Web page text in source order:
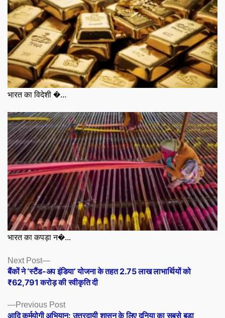
भारत का विदेशी �...
भारत का कपड़ा न�...
Posts
navigation
Previous PostPrevious
post:
आदि कर्मयोगी अभियान: उत्तरदायी शासन के लिए दुनिया का सबसे बड़ा
Next Post
Next
post:
बैंकों ने ‘स्टैंड-अप इंडिया’ योजना के तहत 2.75 लाख लाभार्थियों को
₹62,791 करोड़ की स्वीकृति दी